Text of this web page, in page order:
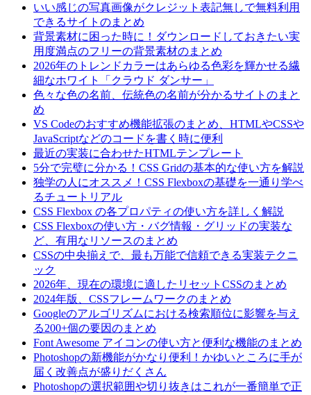
いい感じの写真画像がクレジット表記無しで無料利用
できるサイトのまとめ
背景素材に困った時に！ダウンロードしておきたい実
用度満点のフリーの背景素材のまとめ
2026年のトレンドカラーはあらゆる色彩を輝かせる繊
細なホワイト「クラウド ダンサー」
色々な色の名前、伝統色の名前が分かるサイトのまと
め
VS Codeのおすすめ機能拡張のまとめ、HTMLやCSSや
JavaScriptなどのコードを書く時に便利
最近の実装に合わせたHTMLテンプレート
5分で完璧に分かる！CSS Gridの基本的な使い方を解説
独学の人にオススメ！CSS Flexboxの基礎を一通り学べ
るチュートリアル
CSS Flexbox の各プロパティの使い方を詳しく解説
CSS Flexboxの使い方・バグ情報・グリッドの実装な
ど、有用なリソースのまとめ
CSSの中央揃えで、最も万能で信頼できる実装テクニ
ック
2026年、現在の環境に適したリセットCSSのまとめ
2024年版、CSSフレームワークのまとめ
Googleのアルゴリズムにおける検索順位に影響を与え
る200+個の要因のまとめ
Font Awesome アイコンの使い方と便利な機能のまとめ
Photoshopの新機能がかなり便利！かゆいところに手が
届く改善点が盛りだくさん
Photoshopの選択範囲や切り抜きはこれが一番簡単で正